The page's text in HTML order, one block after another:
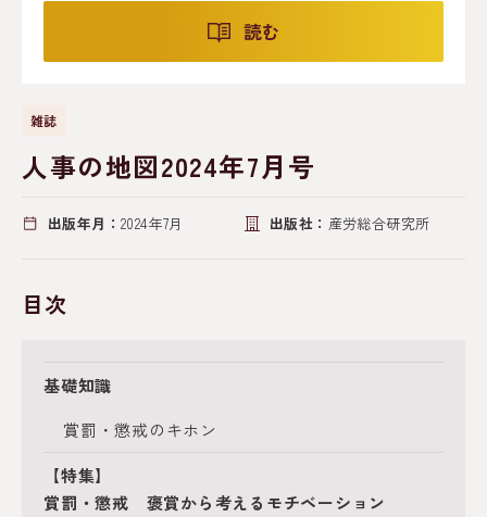
読む
雑誌
人事の地図2024年7月号
出版年月： 2024年7月 出版社： 産労総合研究所
目次
基礎知識
賞罰・懲戒のキホン
【特集】
賞罰・懲戒 褒賞から考えるモチベーション